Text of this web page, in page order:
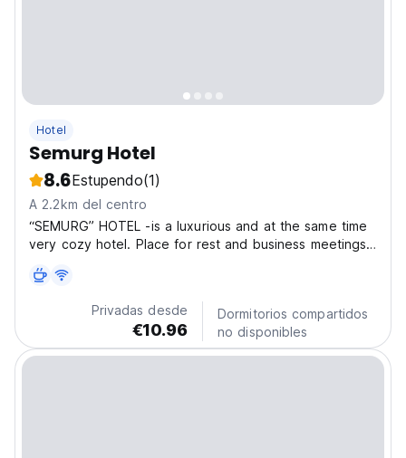
Hotel
Semurg Hotel
8.6Estupendo(1)
A 2.2km del centro
“SEMURG” HOTEL -is a luxurious and at the same time
very cozy hotel. Place for rest and business meetings.
hotel opened its doors to the world of hospitality in
March 2023. There are 14 cozy and comfortable...
Privadas desde
€10.96
Dormitorios compartidos
no disponibles